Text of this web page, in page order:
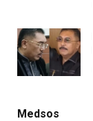
Medsos